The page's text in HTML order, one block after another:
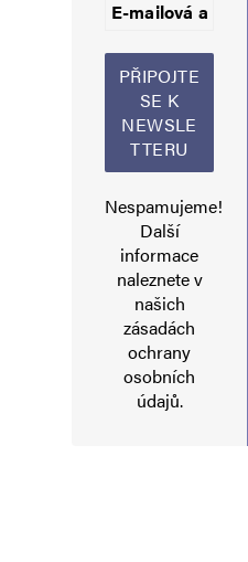
Uložit do prohlížeče jméno, e-
Informujte mě o nových komentářích e-
Nespamujeme!
Další
informace
naleznete v
našich
zásadách
ochrany
osobních
údajů.